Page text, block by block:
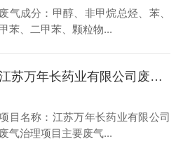
废气成分：甲醇、非甲烷总烃、苯、
甲苯、二甲苯、颗粒物...
江苏万年长药业有限公司废气治理项目
目名称：江苏万年长药业有限公司
废气治理项目主要废气...